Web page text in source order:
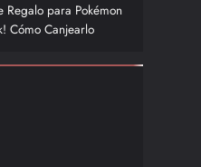
Regalo para Pokémon
Cómo Canjearlo